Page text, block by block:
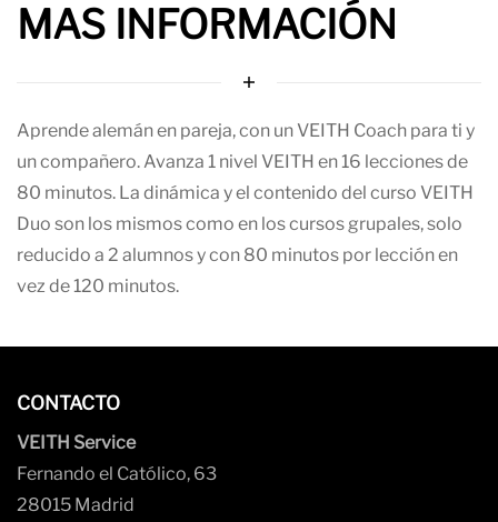
MAS INFORMACIÓN
Aprende alemán en pareja, con un VEITH Coach para ti y
un compañero. Avanza 1 nivel VEITH en 16 lecciones de
80 minutos. La dinámica y el contenido del curso VEITH
Duo son los mismos como en los cursos grupales, solo
reducido a 2 alumnos y con 80 minutos por lección en
vez de 120 minutos.
CONTACTO
VEITH Service
Fernando el Católico, 63
28015 Madrid